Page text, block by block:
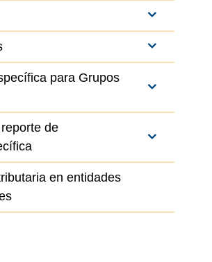
para Grupos
de
en entidades